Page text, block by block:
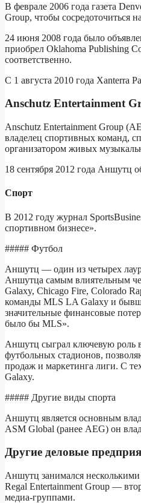
В феврале 2006 года газета
Group, чтобы сосредоточиться
24 июня 2008 года было
приобрел Oklahoma Publishing
соответственно.
С 1 августа 2010 года Xanterra
Anschutz Entertainment
Anschutz Entertainment Group
владелец спортивных команд,
организатором живых
18 сентября 2012 года Аншутц
Спорт
В 2012 году журнал
спортивном бизнесе».
##### Футбол
Аншутц — один из четырех
Аншутца самым влиятельным
Galaxy, Chicago Fire, Colorado
команды MLS LA Galaxy и
значительные финансовые
было бы MLS».
Аншутц сыграл ключевую роль
футбольных стадионов,
продаж и маркетинга лиги. С
Galaxy.
##### Другие виды спорта
Аншутц является основным
ASM Global (ранее AEG) он
Другие деловые
Аншутц занимался
Regal Entertainment Group —
медиа-группами.